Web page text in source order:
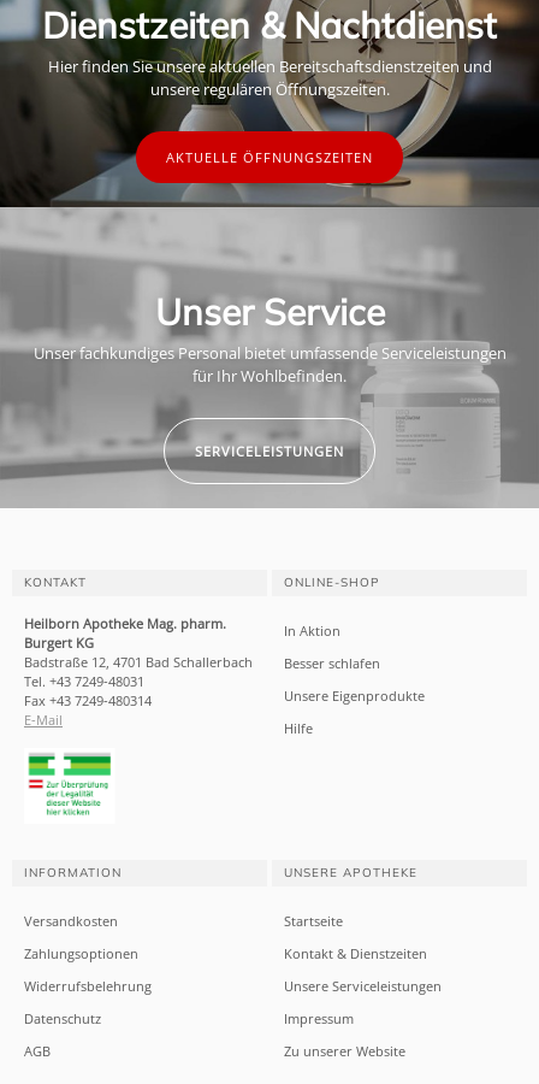
Dienstzeiten & Nachtdienst
Hier finden Sie unsere aktuellen Bereitschaftsdienstzeiten und
unsere regulären Öffnungszeiten.
AKTUELLE ÖFFNUNGSZEITEN
Unser Service
Unser fachkundiges Personal bietet umfassende Serviceleistungen
für Ihr Wohlbefinden.
SERVICELEISTUNGEN
KONTAKT
Heilborn Apotheke Mag. pharm.
Burgert KG
Badstraße 12, 4701 Bad Schallerbach
Tel. +43 7249-48031
Fax +43 7249-480314
E-Mail
ONLINE-SHOP
In Aktion
Besser schlafen
Unsere Eigenprodukte
Hilfe
INFORMATION
Versandkosten
Zahlungsoptionen
Widerrufsbelehrung
Datenschutz
AGB
UNSERE APOTHEKE
Startseite
Kontakt & Dienstzeiten
Unsere Serviceleistungen
Impressum
Zu unserer Website